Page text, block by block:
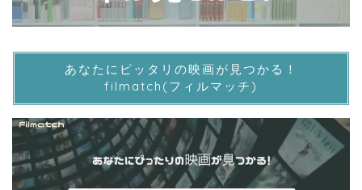
あなたにピッタリの映画が見つかる！
filmatch(フィルマッチ)